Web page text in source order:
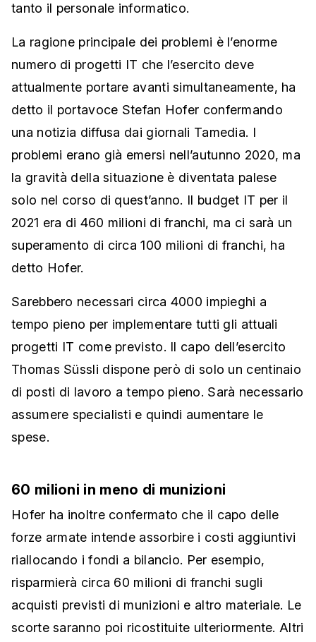
tanto il personale informatico.
La ragione principale dei problemi è l’enorme
numero di progetti IT che l’esercito deve
attualmente portare avanti simultaneamente, ha
detto il portavoce Stefan Hofer confermando
una notizia diffusa dai giornali Tamedia. I
problemi erano già emersi nell’autunno 2020, ma
la gravità della situazione è diventata palese
solo nel corso di quest’anno. Il budget IT per il
2021 era di 460 milioni di franchi, ma ci sarà un
superamento di circa 100 milioni di franchi, ha
detto Hofer.
Sarebbero necessari circa 4000 impieghi a
tempo pieno per implementare tutti gli attuali
progetti IT come previsto. Il capo dell’esercito
Thomas Süssli dispone però di solo un centinaio
di posti di lavoro a tempo pieno. Sarà necessario
assumere specialisti e quindi aumentare le
spese.
60 milioni in meno di munizioni
Hofer ha inoltre confermato che il capo delle
forze armate intende assorbire i costi aggiuntivi
riallocando i fondi a bilancio. Per esempio,
risparmierà circa 60 milioni di franchi sugli
acquisti previsti di munizioni e altro materiale. Le
scorte saranno poi ricostituite ulteriormente. Altri